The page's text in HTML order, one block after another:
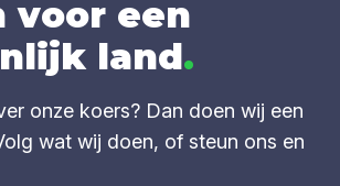
voor een
land.
onze koers? Dan doen wij een
wat wij doen, of steun ons en